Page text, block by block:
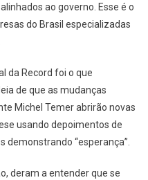
ao governo. Esse é o
do Brasil especializadas
da Record foi o que
de que as mudanças
Michel Temer abrirão novas
usando depoimentos de
demonstrando “esperança”.
deram a entender que se